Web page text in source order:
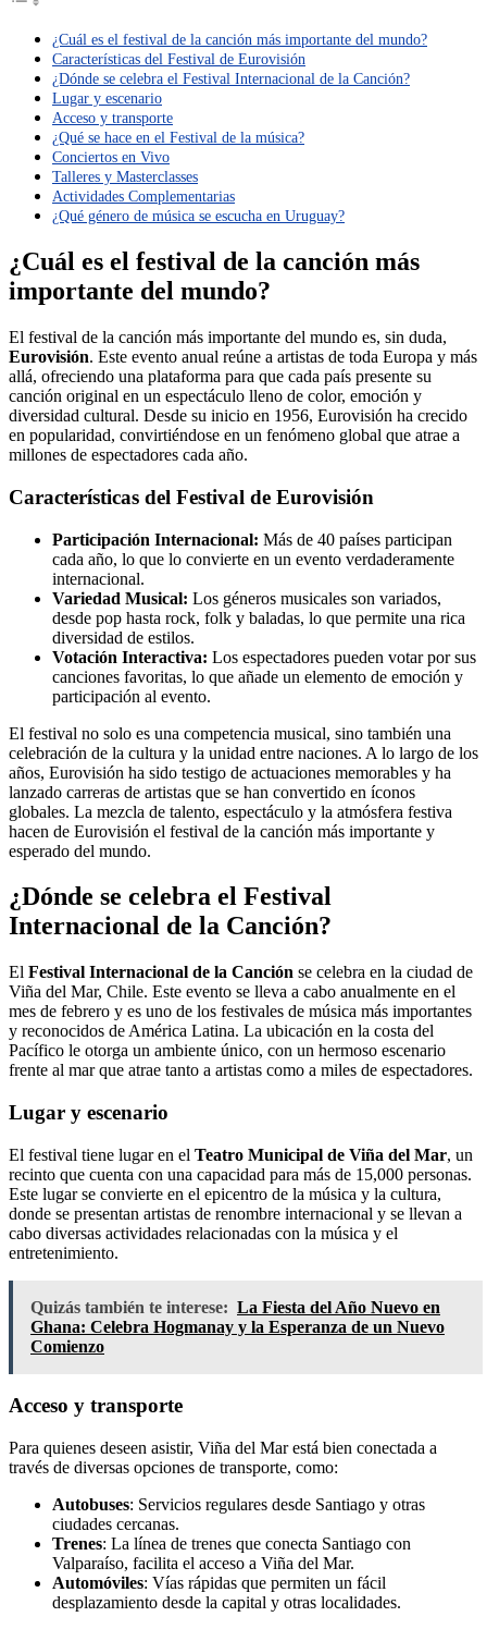
¿Cuál es el festival de la canción más importante del mundo?
Características del Festival de Eurovisión
¿Dónde se celebra el Festival Internacional de la Canción?
Lugar y escenario
Acceso y transporte
¿Qué se hace en el Festival de la música?
Conciertos en Vivo
Talleres y Masterclasses
Actividades Complementarias
¿Qué género de música se escucha en Uruguay?
¿Cuál es el festival de la canción más
importante del mundo?
El festival de la canción más importante del mundo es, sin duda,
Eurovisión. Este evento anual reúne a artistas de toda Europa y más
allá, ofreciendo una plataforma para que cada país presente su
canción original en un espectáculo lleno de color, emoción y
diversidad cultural. Desde su inicio en 1956, Eurovisión ha crecido
en popularidad, convirtiéndose en un fenómeno global que atrae a
millones de espectadores cada año.
Características del Festival de Eurovisión
Participación Internacional: Más de 40 países participan
cada año, lo que lo convierte en un evento verdaderamente
internacional.
Variedad Musical: Los géneros musicales son variados,
desde pop hasta rock, folk y baladas, lo que permite una rica
diversidad de estilos.
Votación Interactiva: Los espectadores pueden votar por sus
canciones favoritas, lo que añade un elemento de emoción y
participación al evento.
El festival no solo es una competencia musical, sino también una
celebración de la cultura y la unidad entre naciones. A lo largo de los
años, Eurovisión ha sido testigo de actuaciones memorables y ha
lanzado carreras de artistas que se han convertido en íconos
globales. La mezcla de talento, espectáculo y la atmósfera festiva
hacen de Eurovisión el festival de la canción más importante y
esperado del mundo.
¿Dónde se celebra el Festival
Internacional de la Canción?
El Festival Internacional de la Canción se celebra en la ciudad de
Viña del Mar, Chile. Este evento se lleva a cabo anualmente en el
mes de febrero y es uno de los festivales de música más importantes
y reconocidos de América Latina. La ubicación en la costa del
Pacífico le otorga un ambiente único, con un hermoso escenario
frente al mar que atrae tanto a artistas como a miles de espectadores.
Lugar y escenario
El festival tiene lugar en el Teatro Municipal de Viña del Mar, un
recinto que cuenta con una capacidad para más de 15,000 personas.
Este lugar se convierte en el epicentro de la música y la cultura,
donde se presentan artistas de renombre internacional y se llevan a
cabo diversas actividades relacionadas con la música y el
entretenimiento.
Quizás también te interese: La Fiesta del Año Nuevo en
Ghana: Celebra Hogmanay y la Esperanza de un Nuevo
Comienzo
Acceso y transporte
Para quienes deseen asistir, Viña del Mar está bien conectada a
través de diversas opciones de transporte, como:
Autobuses: Servicios regulares desde Santiago y otras
ciudades cercanas.
Trenes: La línea de trenes que conecta Santiago con
Valparaíso, facilita el acceso a Viña del Mar.
Automóviles: Vías rápidas que permiten un fácil
desplazamiento desde la capital y otras localidades.